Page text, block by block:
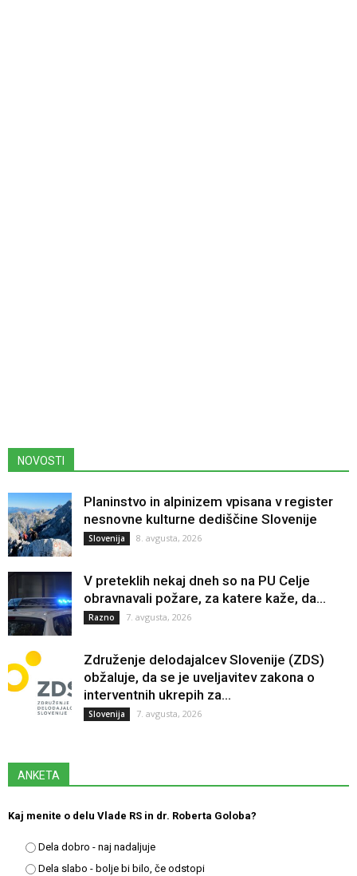
NOVOSTI
Planinstvo in alpinizem vpisana v register
nesnovne kulturne dediščine Slovenije
Slovenija 8. avgusta, 2026
V preteklih nekaj dneh so na PU Celje
obravnavali požare, za katere kaže, da...
Razno 7. avgusta, 2026
Združenje delodajalcev Slovenije (ZDS)
obžaluje, da se je uveljavitev zakona o
interventnih ukrepih za...
Slovenija 7. avgusta, 2026
ANKETA
Kaj menite o delu Vlade RS in dr. Roberta Goloba?
Dela dobro - naj nadaljuje
Dela slabo - bolje bi bilo, če odstopi